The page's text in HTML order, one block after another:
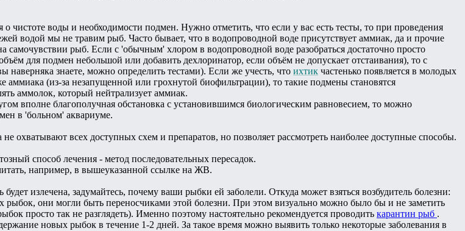
чистоте воды и необходимости подмен. Нужно отметить, что если у вас есть тесты, то при проведения
водой мы не травим рыб. Часто бывает, что в водопроводной воде присутствует аммиак, да и прочие
самочувствии рыб. Если с 'обычным' хлором в водопроводной воде разобраться достаточно просто
для подмен небольшой или добавить дехлоринатор, если объём не допускает отстаивания), то с
наверняка знаете, можно определить тестами). Если же учесть, что ихтик частенько появляется в молодых
аммиака (из-за незапущенной или грохнутой биофильтрации), то такие подмены становятся
аммолок, который нейтрализует аммиак.
вполне благополучная обстановка с установившимся биологическим равновесием, то можно
в 'больном' аквариуме.
охватывают всех доступных схем и препаратов, но позволяет рассмотреть наиболее доступные способы.
способ лечения - метод последовательных пересадок.
например, в вышеуказанной ссылке на ЖВ.
излечена, задумайтесь, почему ваши рыбки ей заболели. Откуда может взяться возбудитель болезни:
они могли быть переносчиками этой болезни. При этом визуально можно было бы и не заметить
просто так не разглядеть). Именно поэтому настоятельно рекомендуется проводить карантин рыб .
новых рыбок в течение 1-2 дней. За такое время можно выявить только некоторые заболевания в